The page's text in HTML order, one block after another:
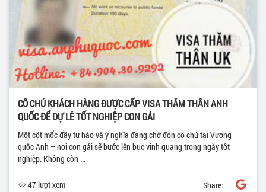
CÔ CHÚ KHÁCH HÀNG ĐƯỢC CẤP VISA THĂM THÂN ANH
QUỐC ĐỂ DỰ LỄ TỐT NGHIỆP CON GÁI
Một cột mốc đầy tự hào và ý nghĩa đang chờ đón cô chú tại Vương
quốc Anh – nơi con gái sẽ bước lên bục vinh quang trong ngày tốt
nghiệp. Không còn ...
47 lượt xem Share: